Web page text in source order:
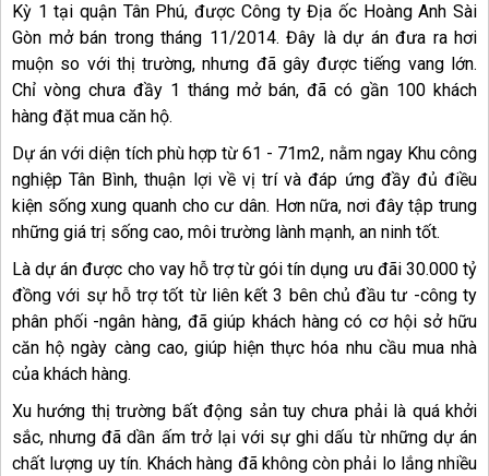
Kỳ 1 tại quận Tân Phú, được Công ty Địa ốc Hoàng Anh Sài
Gòn mở bán trong tháng 11/2014. Đây là dự án đưa ra hơi
muộn so với thị trường, nhưng đã gây được tiếng vang lớn.
Chỉ vòng chưa đầy 1 tháng mở bán, đã có gần 100 khách
hàng đặt mua căn hộ.
Dự án với diện tích phù hợp từ 61 - 71m2, nằm ngay Khu công
nghiệp Tân Bình, thuận lợi về vị trí và đáp ứng đầy đủ điều
kiện sống xung quanh cho cư dân. Hơn nữa, nơi đây tập trung
những giá trị sống cao, môi trường lành mạnh, an ninh tốt.
Là dự án được cho vay hỗ trợ từ gói tín dụng ưu đãi 30.000 tỷ
đồng với sự hỗ trợ tốt từ liên kết 3 bên chủ đầu tư -công ty
phân phối -ngân hàng, đã giúp khách hàng có cơ hội sở hữu
căn hộ ngày càng cao, giúp hiện thực hóa nhu cầu mua nhà
của khách hàng.
Xu hướng thị trường bất động sản tuy chưa phải là quá khởi
sắc, nhưng đã dần ấm trở lại với sự ghi dấu từ những dự án
chất lượng uy tín. Khách hàng đã không còn phải lo lắng nhiều